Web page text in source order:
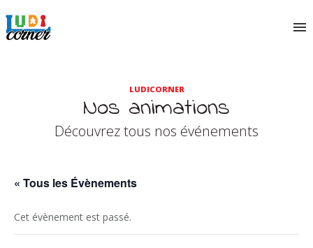
LUDICORNER
Nos animations
Découvrez tous nos événements
« Tous les Évènements
Cet évènement est passé.